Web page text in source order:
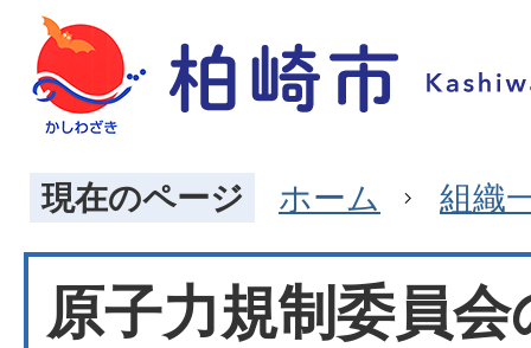
現在のページ ホーム 組織
原子力規制委員会